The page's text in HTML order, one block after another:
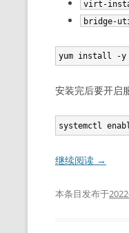
virt-
bridge-
yum install -y
安装完后要开启
继续阅读 →
本条目发布于